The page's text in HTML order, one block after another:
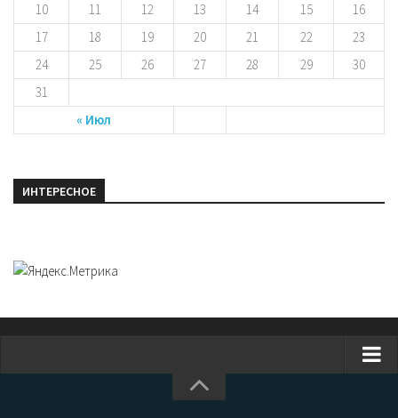
« Июл
10
11 12 13 14 15
16
17
18 19 20 21 22
23
24
25 26 27 28 29
30
31
ИНТЕРЕСНОЕ